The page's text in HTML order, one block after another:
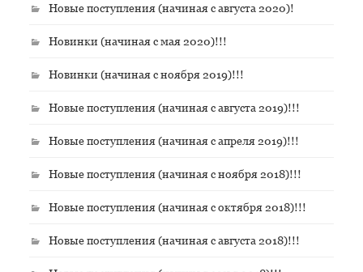
Новые поступления (начиная с августа 2020)!
Новинки (начиная с мая 2020)!!!
Новинки (начиная с ноября 2019)!!!
Новые поступления (начиная с августа 2019)!!!
Новые поступления (начиная с апреля 2019)!!!
Новые поступления (начиная с ноября 2018)!!!
Новые поступления (начиная с октября 2018)!!!
Новые поступления (начиная с августа 2018)!!!